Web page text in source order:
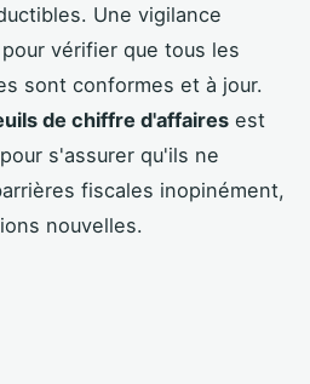
Une vigilance
vérifier que tous les
sont conformes et à jour.
de chiffre d'affaires est
s'assurer qu'ils ne
fiscales inopinément,
nouvelles.